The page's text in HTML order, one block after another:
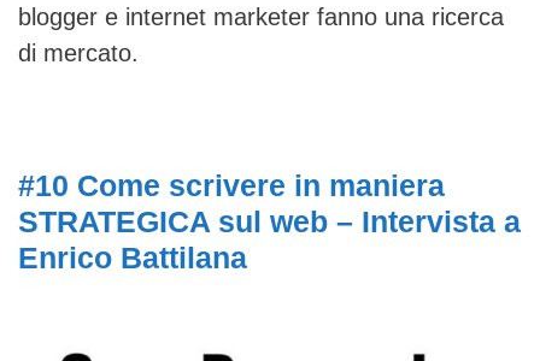
blogger e internet marketer fanno una ricerca
di mercato.
#10 Come scrivere in maniera
STRATEGICA sul web – Intervista a
Enrico Battilana